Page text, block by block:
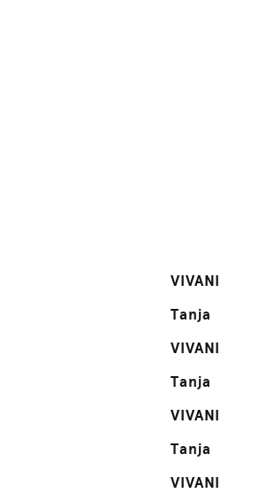
VIVANI
Tanja
VIVANI
Tanja
VIVANI
Tanja
VIVANI